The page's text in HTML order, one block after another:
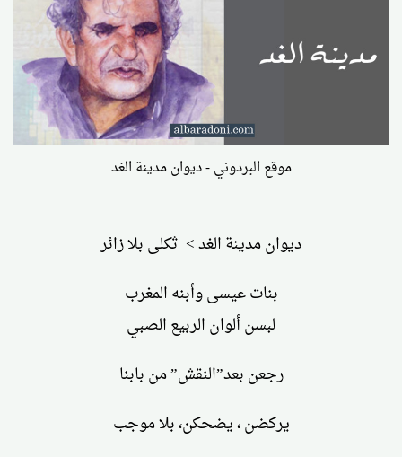
موقع البردوني - ديوان مدينة الغد
ديوان مدينة الغد > ثكلى بلا زائر
بنات عيسى وأبنه المغرب
لبسن ألوان الربيع الصبي
رجعن بعد”النقش” من بابنا
يركضن ، يضحكن، بلا موجب